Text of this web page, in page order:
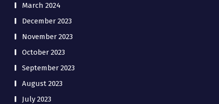
March 2024
December 2023
November 2023
October 2023
September 2023
August 2023
July 2023